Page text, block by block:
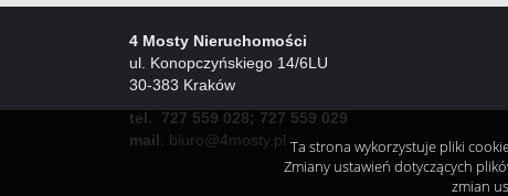
4 Mosty Nieruchomości
ul. Konopczyńskiego 14/6LU
30-383 Kraków
tel. 727 559 028; 727 559 029
mail: biuro@4mosty.pl Ta strona wykorzystuje pliki
Zmiany ustawień dotyczących
zmian